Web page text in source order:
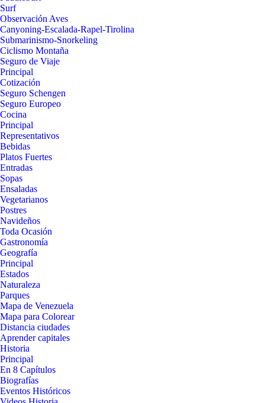
Surf
Observación Aves
Canyoning-Escalada-Rapel-Tirolina
Submarinismo-Snorkeling
Ciclismo Montaña
Seguro de Viaje
Principal
Cotización
Seguro Schengen
Seguro Europeo
Cocina
Principal
Representativos
Bebidas
Platos Fuertes
Entradas
Sopas
Ensaladas
Vegetarianos
Postres
Navideños
Toda Ocasión
Gastronomía
Geografía
Principal
Estados
Naturaleza
Parques
Mapa de Venezuela
Mapa para Colorear
Distancia ciudades
Aprender capitales
Historia
Principal
En 8 Capítulos
Biografías
Eventos Históricos